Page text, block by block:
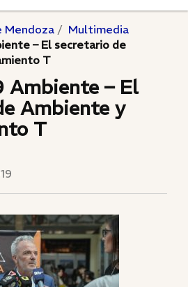
Mendoza
Multimedia
– El secretario de
T
Ambiente – El
Ambiente y
T